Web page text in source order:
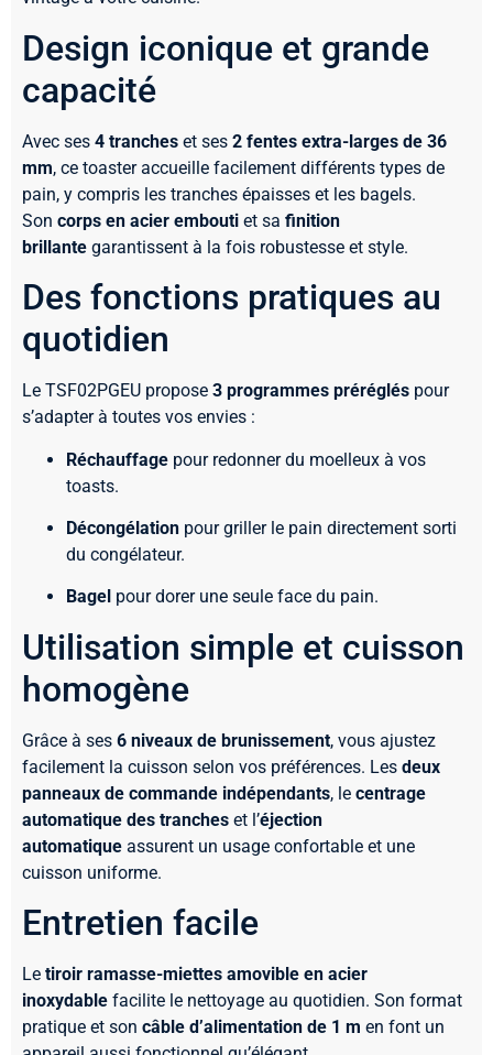
Design iconique et grande
capacité
Avec ses 4 tranches et ses 2 fentes extra-larges de 36
mm, ce toaster accueille facilement différents types de
pain, y compris les tranches épaisses et les bagels.
Son corps en acier embouti et sa finition
brillante garantissent à la fois robustesse et style.
Des fonctions pratiques au
quotidien
Le TSF02PGEU propose 3 programmes préréglés pour
s’adapter à toutes vos envies :
Réchauffage pour redonner du moelleux à vos
toasts.
Décongélation pour griller le pain directement sorti
du congélateur.
Bagel pour dorer une seule face du pain.
Utilisation simple et cuisson
homogène
Grâce à ses 6 niveaux de brunissement, vous ajustez
facilement la cuisson selon vos préférences. Les deux
panneaux de commande indépendants, le centrage
automatique des tranches et l’éjection
automatique assurent un usage confortable et une
cuisson uniforme.
Entretien facile
Le tiroir ramasse-miettes amovible en acier
inoxydable facilite le nettoyage au quotidien. Son format
pratique et son câble d’alimentation de 1 m en font un